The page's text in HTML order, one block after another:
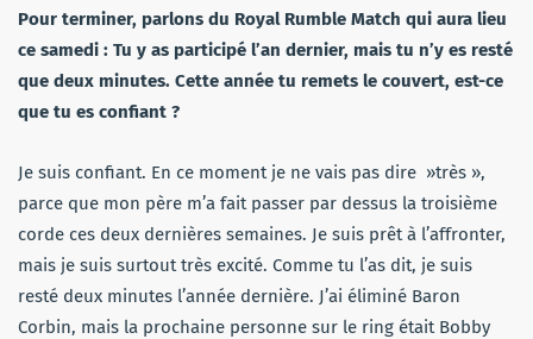
Pour terminer, parlons du Royal Rumble Match qui aura lieu
ce samedi : Tu y as participé l’an dernier, mais tu n’y es resté
que deux minutes. Cette année tu remets le couvert, est-ce
que tu es confiant ?
Je suis confiant. En ce moment je ne vais pas dire »très »,
parce que mon père m’a fait passer par dessus la troisième
corde ces deux dernières semaines. Je suis prêt à l’affronter,
mais je suis surtout très excité. Comme tu l’as dit, je suis
resté deux minutes l’année dernière. J’ai éliminé Baron
Corbin, mais la prochaine personne sur le ring était Bobby